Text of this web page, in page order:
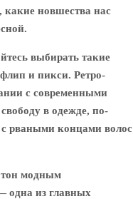
какие новшества нас
выбирать такие
и пикси. Ретро-
с современными
в одежде, по-
рваными концами волос
тон модным
одна из главных